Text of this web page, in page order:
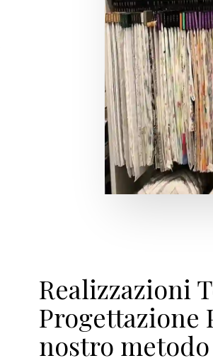
Realizzazioni
Progettazione
nostro metodo